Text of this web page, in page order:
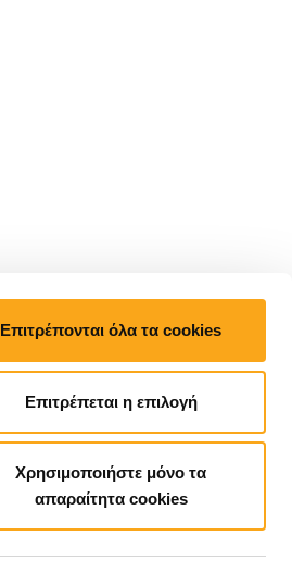
Επιτρέπονται όλα τα cookies
Επιτρέπεται η επιλογή
Χρησιμοποιήστε μόνο τα
απαραίτητα cookies